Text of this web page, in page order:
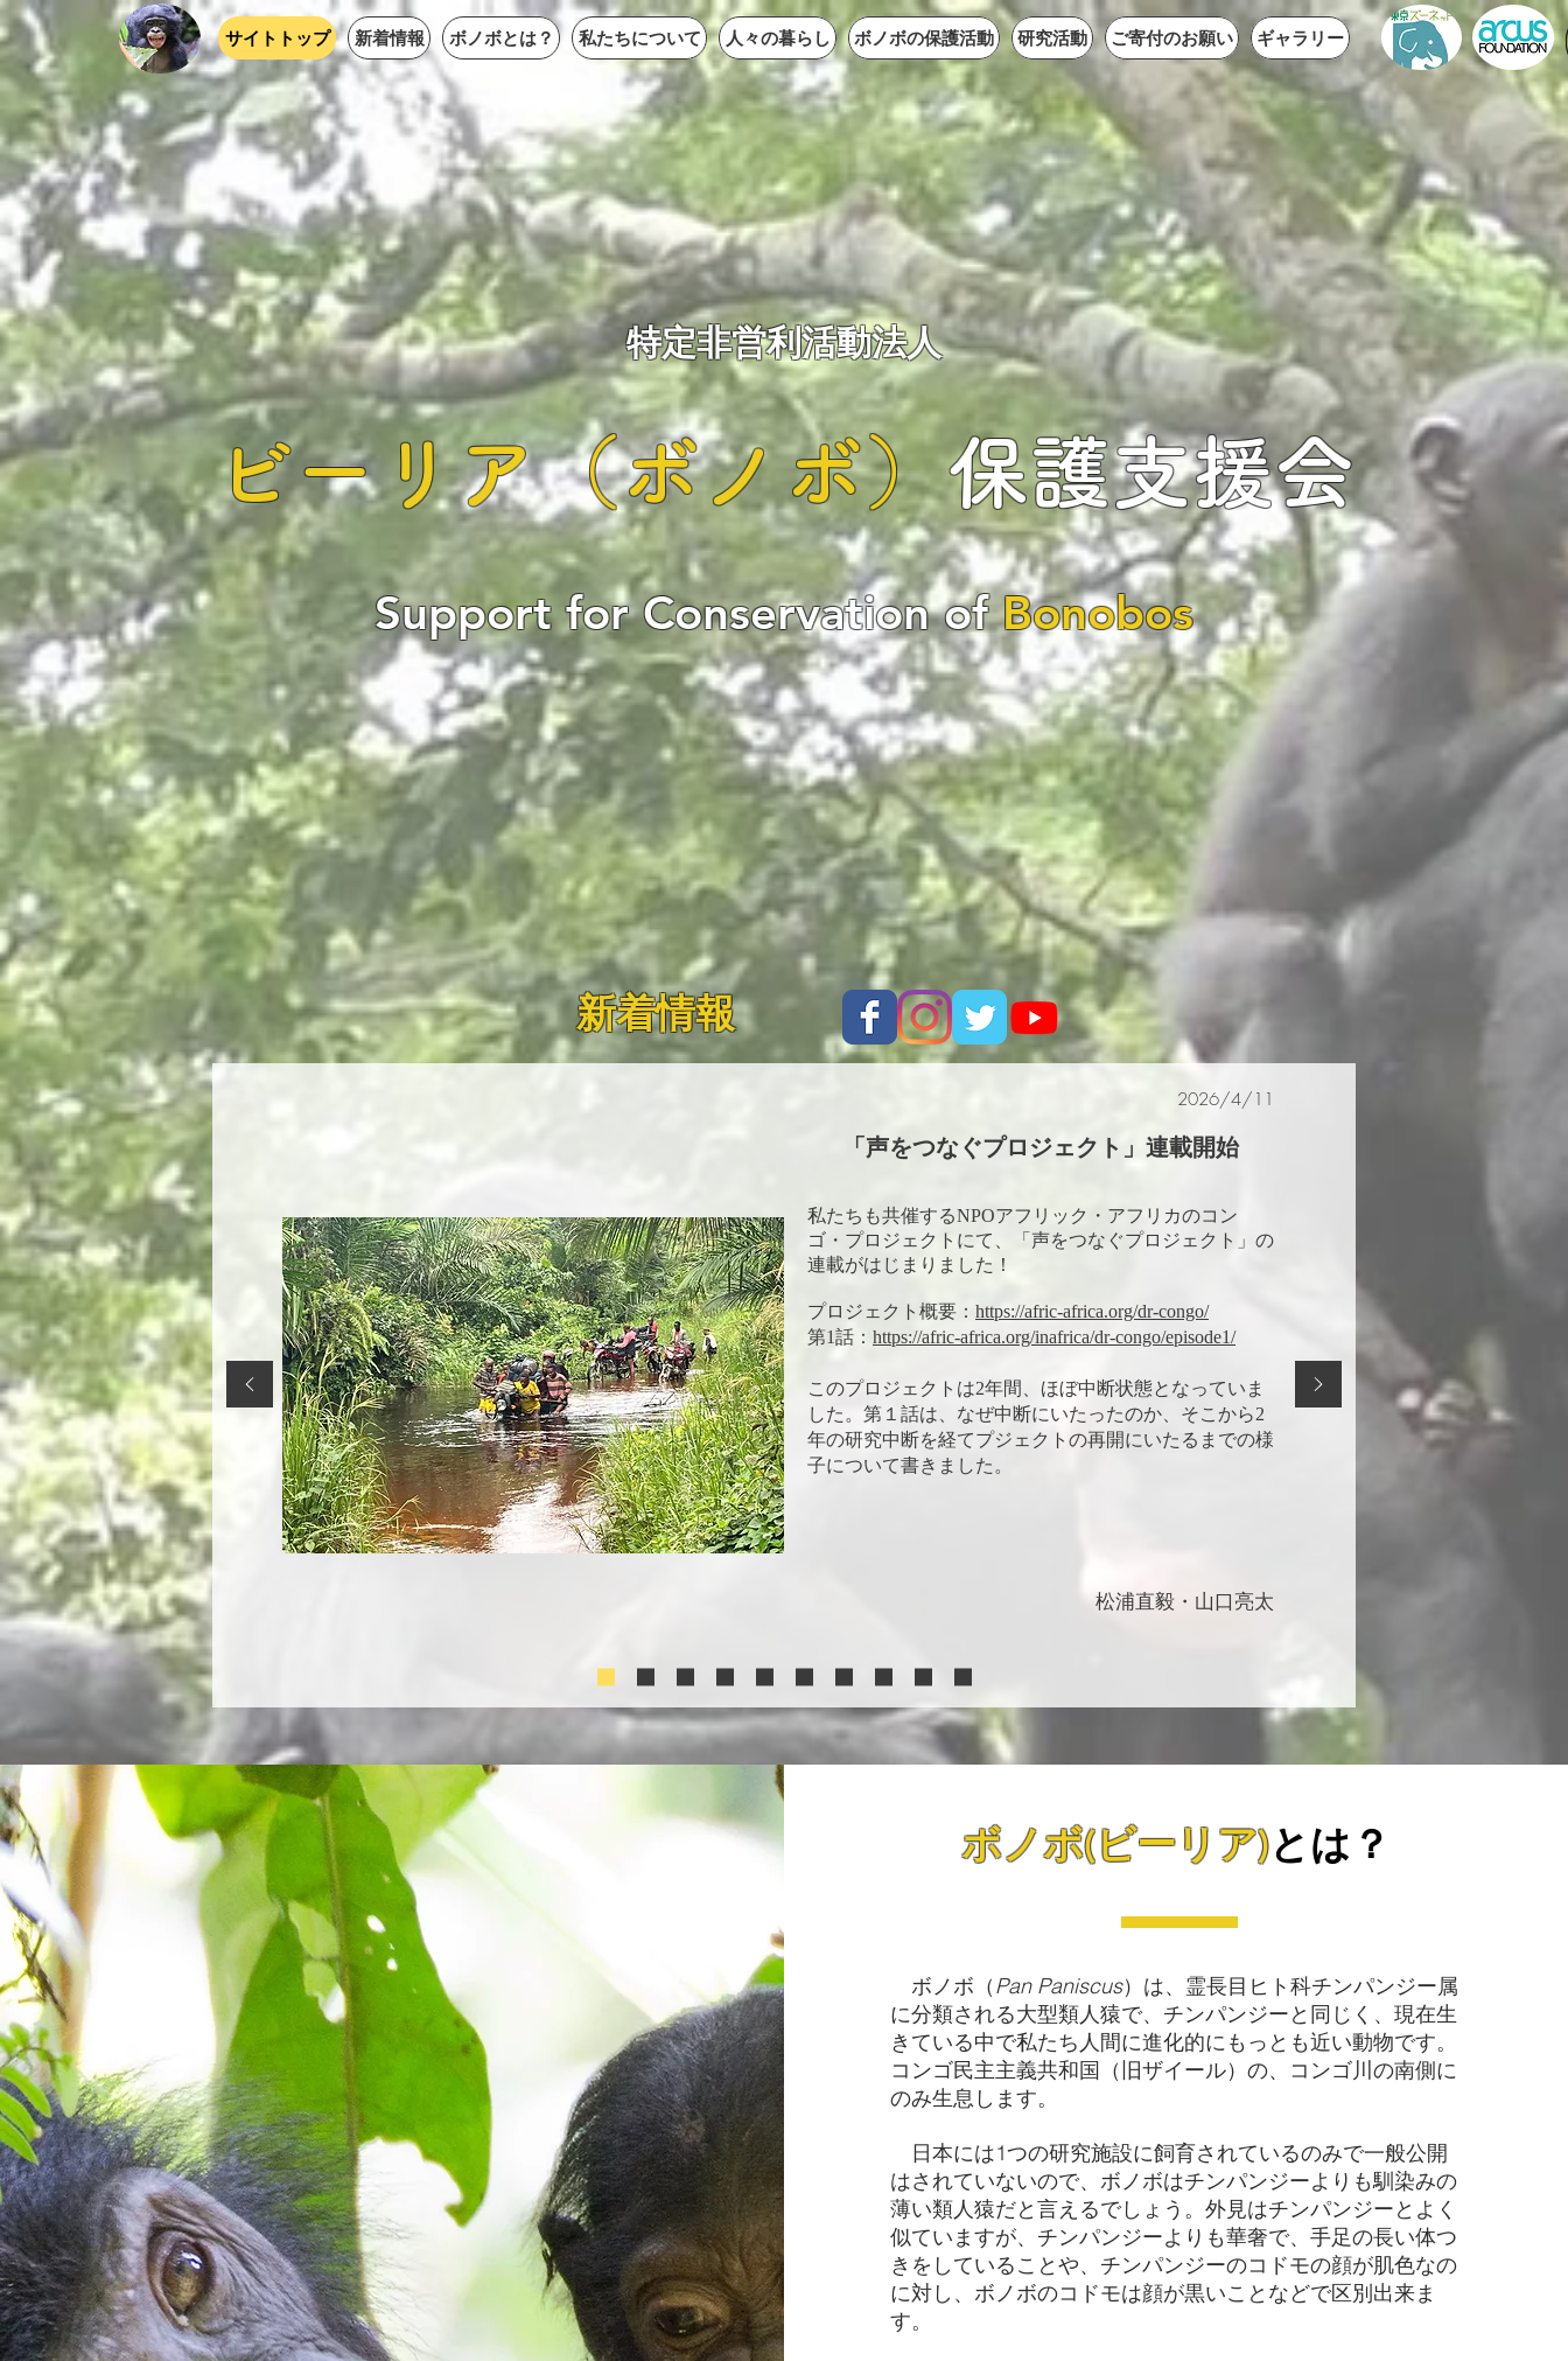
サイトトップ 新着情報 ボノボとは？ 私たちについて 人々の暮らし ボノボの保護活動 研究活動 ご寄付のお願い ギャラリー
特定非営利活動法人​
ビーリア（ボノボ​）保護支援会
Support for Conservation ofBonobos
新着情報
2026/4/11
「声をつなぐプロジェクト」連載開始
​私たちも共催するNPOアフリック・アフリカのコン
ゴ・プロジェクトにて、「声をつなぐプロジェクト」の
連載がはじまりました！
プロジェクト概要： https://afric-africa.org/dr-congo/
第1話： https://afric-africa.org/inafrica/dr-congo/episode1/
このプロジェクトは2年間、ほぼ中断状態となっていま
した。第１話は、なぜ中断にいたったのか、そこから2
年の研究中断を経てプジェクトの再開にいたるまでの様
子について書きました。
​松浦直毅・山口亮太
ボノボ(ビーリア)とは？
ボノボ（Pan Paniscus）は、霊長目ヒト科チンパンジー属
に分類される大型類人猿で、チンパンジーと同じく、現在生
きている中で私たち人間に進化的にもっとも近い動物です。
コンゴ民主主義共和国（旧ザイール）の、コンゴ川の南側に
のみ生息します。
日本には1つの研究施設に飼育されているのみで一般公開
はされていないので、ボノボはチンパンジーよりも馴染みの
薄い類人猿だと言えるでしょう。外見はチンパンジーとよく
似ていますが、チンパンジーよりも華奢で、手足の長い体つ
きをしていることや、チンパンジーのコドモの顔が肌色なの
に対し、ボノボのコドモは顔が黒いことなどで区別出来ま
す。